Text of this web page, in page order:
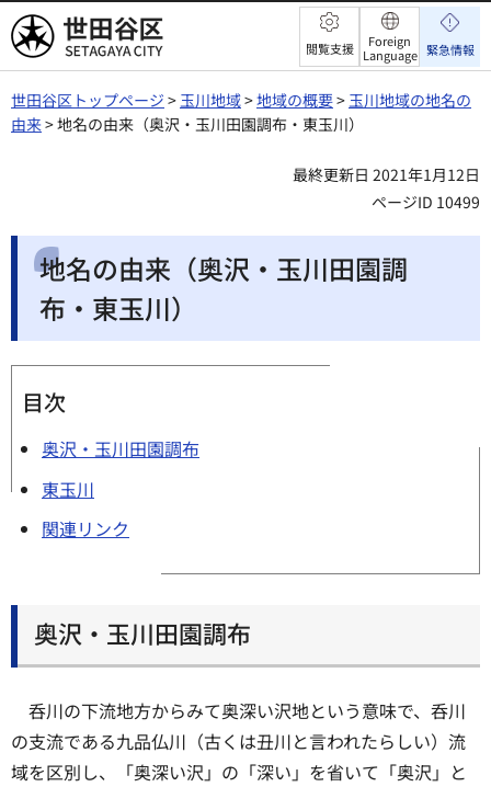
世田谷区 閲覧支援
Foreign
Language 緊急情報
世田谷区トップページ >玉川地域>地域の概要>玉川地域の地名の
由来> 地名の由来（奥沢・玉川田園調布・東玉川）
最終更新日 2021年1月12日
ページID 10499
地名の由来（奥沢・玉川田園調
布・東玉川）
目次
奥沢・玉川田園調布
東玉川
関連リンク
奥沢・玉川田園調布
呑川の下流地方からみて奥深い沢地という意味で、呑川
の支流である九品仏川（古くは丑川と言われたらしい）流
域を区別し、「奥深い沢」の「深い」を省いて「奥沢」と